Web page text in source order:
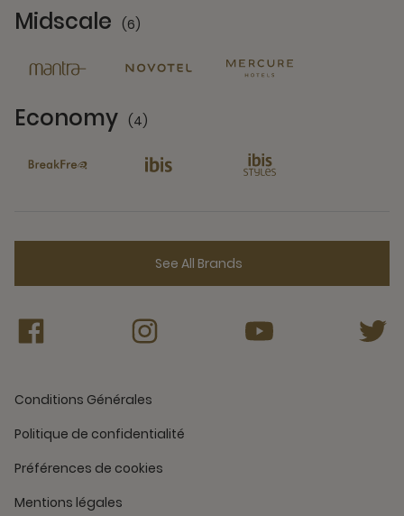
Midscale (6)
Economy (4)
See All Brands
Conditions Générales
Politique de confidentialité
Préférences de cookies
Mentions légales